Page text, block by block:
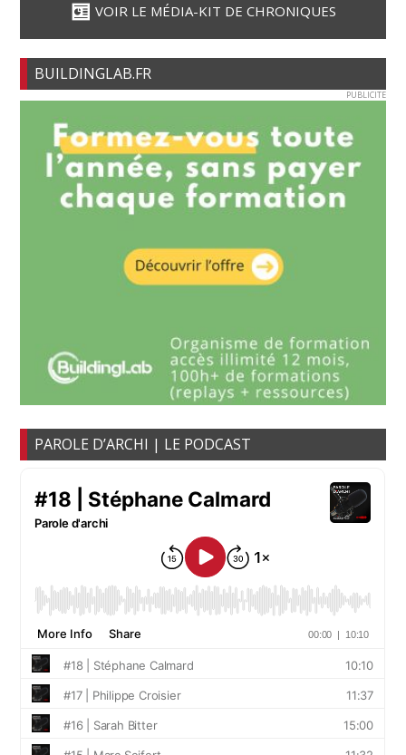
VOIR LE MÉDIA-KIT DE CHRONIQUES
BUILDINGLAB.FR
PUBLICITE
PAROLE D’ARCHI | LE PODCAST